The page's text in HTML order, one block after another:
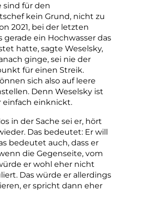
sind für den
kein Grund, nicht zu
2021, bei der letzten
gerade ein Hochwasser das
hatte, sagte Weselsky,
ginge, sei nie der
für einen Streik.
sich also auf leere
Denn Weselsky ist
einfach einknickt.
in der Sache sei er, hört
Das bedeutet: Er will
bedeutet auch, dass er
die Gegenseite, vom
er wohl eher nicht
Das würde er allerdings
er spricht dann eher